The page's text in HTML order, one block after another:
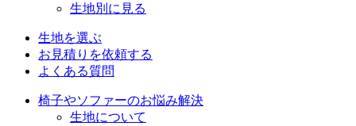
生地別に見る
生地を選ぶ
お見積りを依頼する
よくある質問
椅子やソファーのお悩み解決
生地について